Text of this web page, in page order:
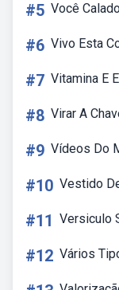
#5 Você
#6 Vivo Esta
#7 Vitamina E
#8 Virar A
#9 Vídeos Do
#10 Vestido
#11 Versiculo
#12 Vários